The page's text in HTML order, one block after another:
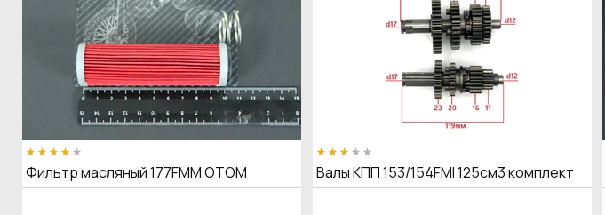
Фильтр масляный 177FMM OTOM Валы КПП 153/154FMI 125см3 комплект